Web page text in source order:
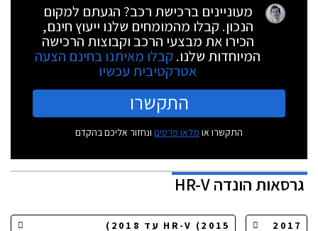
מעוניינים ברכישת רכב? הגעתם למקום
הנכון. קבלו מהמומחים שלנו ייעוץ חינם,
הכירו את מבצעי הרכב וקבוצות הרכישה
המיוחדות שלנו. קבלו מאיתנו בחינם הצעה
אטרקטיבית עכשיו
התקשרו
התקשרו או מלאו פרטים ונחזור אליכם בהקדם
גרסאותהונדה HR-V